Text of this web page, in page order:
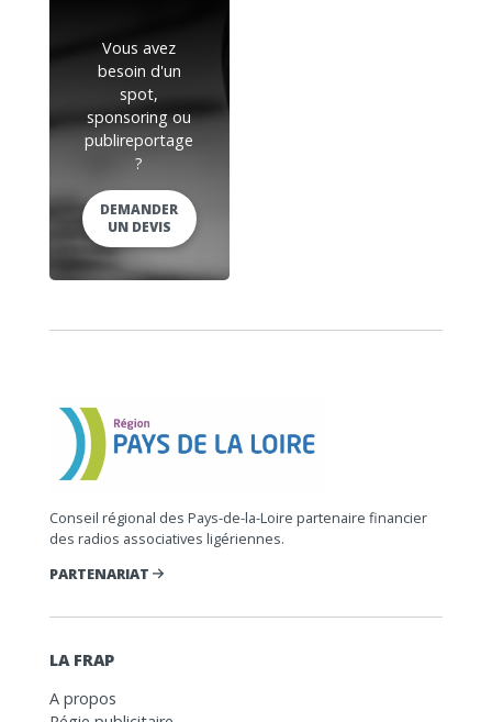
Vous avez
besoin d'un
spot,
sponsoring ou
publireportage
?
DEMANDER
UN DEVIS
Conseil régional des Pays-de-la-Loire partenaire financier
des radios associatives ligériennes.
PARTENARIAT
LA FRAP
A propos